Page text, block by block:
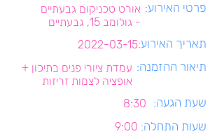
אורט טכניקום גבעתיים
- גולומב 15, גבעתיים
פרטי האירוע:
2022-03-15תאריך האירוע:
עמדת ציורי פנים בתיכון +
אופציה לצמות זריזות
תיאור ההזמנה:
8:30 שעת הגעה:
9:00 שעות התחלה: